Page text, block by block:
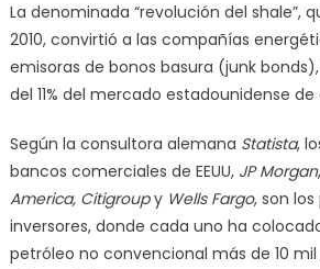
La denominada “revolución del shale”,
2010, convirtió a las compañías
emisoras de bonos basura (junk
del 11% del mercado estadounidense
Según la consultora alemana Statista,
bancos comerciales de EEUU, JP Morgan,
America, Citigroupy Wells Fargo, son
inversores, donde cada uno ha
petróleo no convencional más de 10